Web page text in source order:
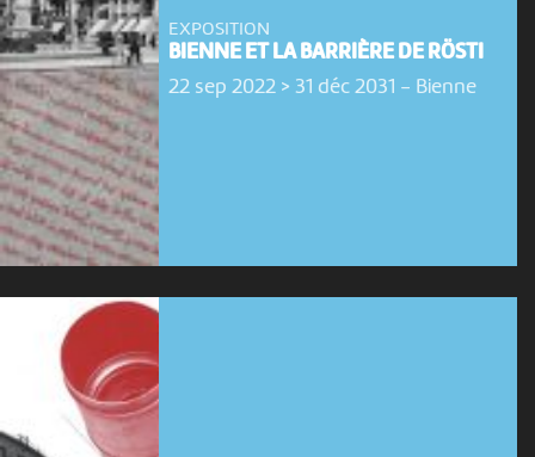
EXPOSITION
BIENNE ET LA BARRIÈRE DE RÖSTI
22 sep 2022 > 31 déc 2031 - Bienne